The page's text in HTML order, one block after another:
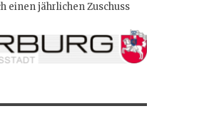
einen jährlichen Zuschuss